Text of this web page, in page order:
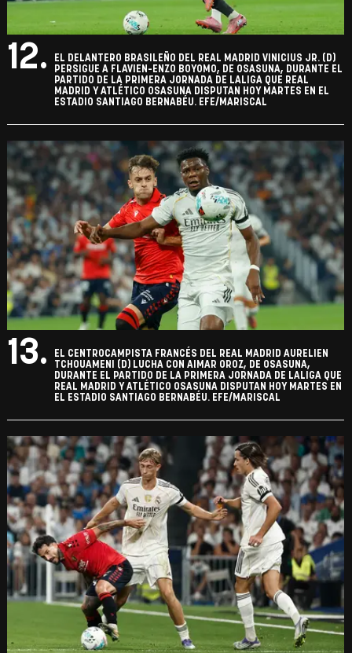
12.
EL DELANTERO BRASILEÑO DEL REAL MADRID VINICIUS JR. (D)
PERSIGUE A FLAVIEN-ENZO BOYOMO, DE OSASUNA, DURANTE EL
PARTIDO DE LA PRIMERA JORNADA DE LALIGA QUE REAL
MADRID Y ATLÉTICO OSASUNA DISPUTAN HOY MARTES EN EL
ESTADIO SANTIAGO BERNABÉU. EFE/MARISCAL
13.
EL CENTROCAMPISTA FRANCÉS DEL REAL MADRID AURELIEN
TCHOUAMENI (D) LUCHA CON AIMAR OROZ, DE OSASUNA,
DURANTE EL PARTIDO DE LA PRIMERA JORNADA DE LALIGA QUE
REAL MADRID Y ATLÉTICO OSASUNA DISPUTAN HOY MARTES EN
EL ESTADIO SANTIAGO BERNABÉU. EFE/MARISCAL